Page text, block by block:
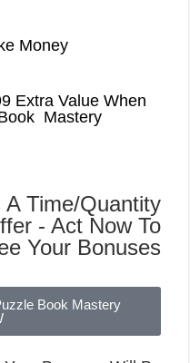
Money
Extra Value When
Mastery
Time/Quantity
- Act Now To
Your Bonuses
Book Mastery